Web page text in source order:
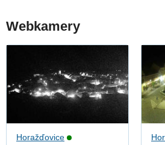
Webkamery
Horažďovice